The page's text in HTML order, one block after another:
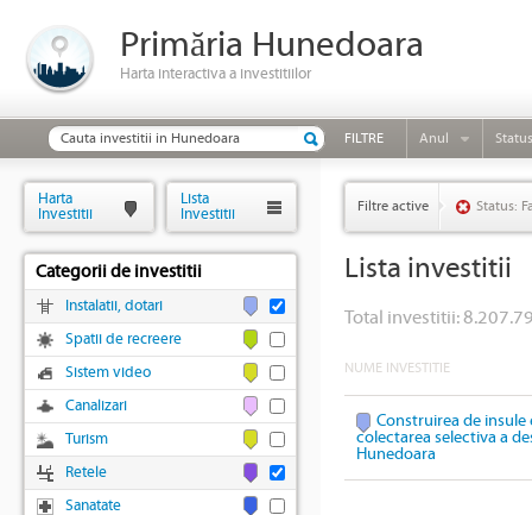
Primăria Hunedoara
Harta interactiva a investitiilor
FILTRE Anul Status
Filtre active Status:
Lista investitii
Total investitii:
NUME INVESTITIE
Construirea de
colectarea selectiva a
Hunedoara
Harta
Investitii
Lista
Investitii
Categorii de investitii
Instalatii, dotari
Spatii de recreere
Sistem video
Canalizari
Turism
Retele
Sanatate